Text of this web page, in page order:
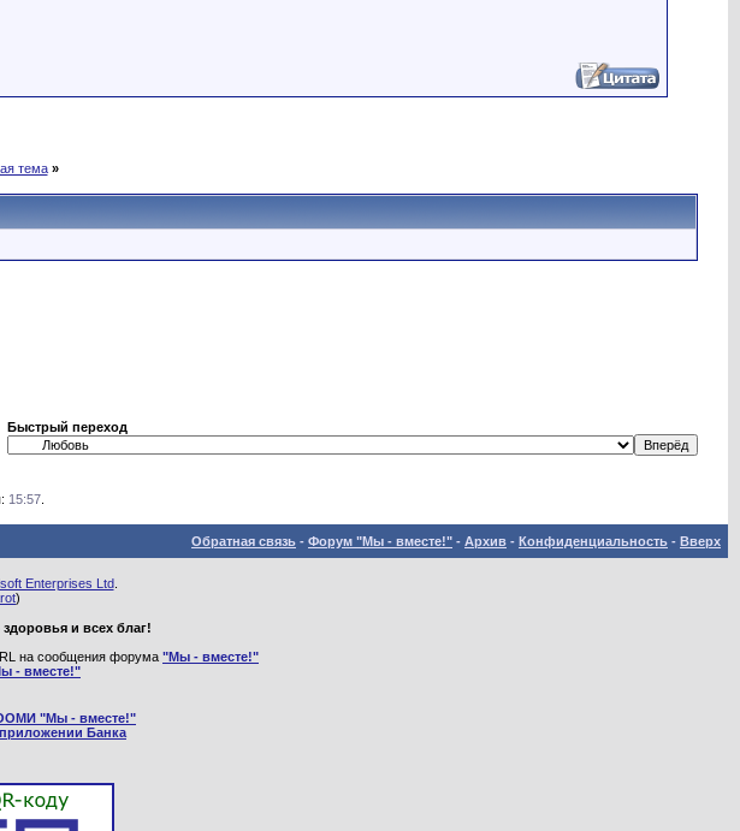
тема »
Быстрый переход
15:57.
Обратная связь - Форум "Мы - вместе!" - Архив - Конфиденциальность - Вверх
Enterprises Ltd.
)
и всех благ!
на сообщения форума "Мы - вместе!"
- вместе!"
"Мы - вместе!"
Банка